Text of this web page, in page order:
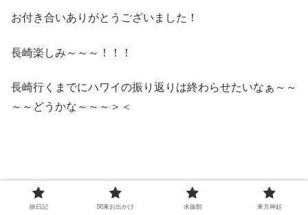
お付き合いありがとうございました！
長崎楽しみ～～～！！！
長崎行くまでにハワイの振り返りは終わらせたいなぁ～～
～～どうかな～～～＞＜
旅日記 関東お出かけ 水族館 東方神起